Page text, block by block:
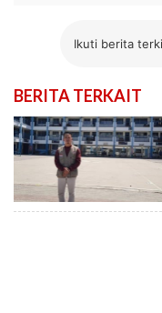
Ikuti berita
BERITA TERKAIT